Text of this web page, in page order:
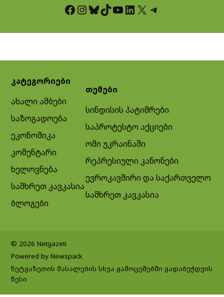
Facebook InstagramBluesky TikTok YouTube LinkedIn X Telegram
კატეგორიები
ახალი ამბები
საზოგადოება
ეკონომიკა
კომენტარი
ხელოვნება
სამხრეთ კავკასია
ბლოგები
თემები
სინდისის პატიმრები
საპროტესტო აქციები
ომი უკრაინაში
რეპრესიული კანონები
ევროკავშირი და საქართველო
სამხრეთ კავკასია
© 2026 Netgazeti
Powered by Newspack
ნეტგაზეთის მასალების სხვა გამოცემებში გადაბეჭდვის
წესი